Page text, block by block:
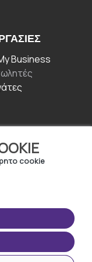
cookie
Business
ΤΗΝ